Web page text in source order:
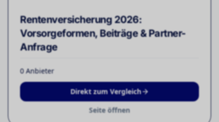
Rentenversicherung 2026:
Vorsorgeformen, Beiträge & Partner-
Anfrage
0Anbieter
Direkt zum Vergleich
Seite öffnen